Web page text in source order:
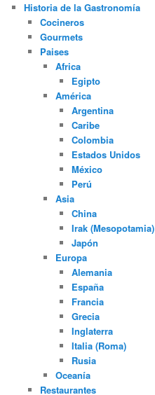
Historia de la Gastronomía
Cocineros
Gourmets
Paises
Africa
Egipto
América
Argentina
Caribe
Colombia
Estados Unidos
México
Perú
Asia
China
Irak (Mesopotamia)
Japón
Europa
Alemania
España
Francia
Grecia
Inglaterra
Italia (Roma)
Rusia
Oceanía
Restaurantes